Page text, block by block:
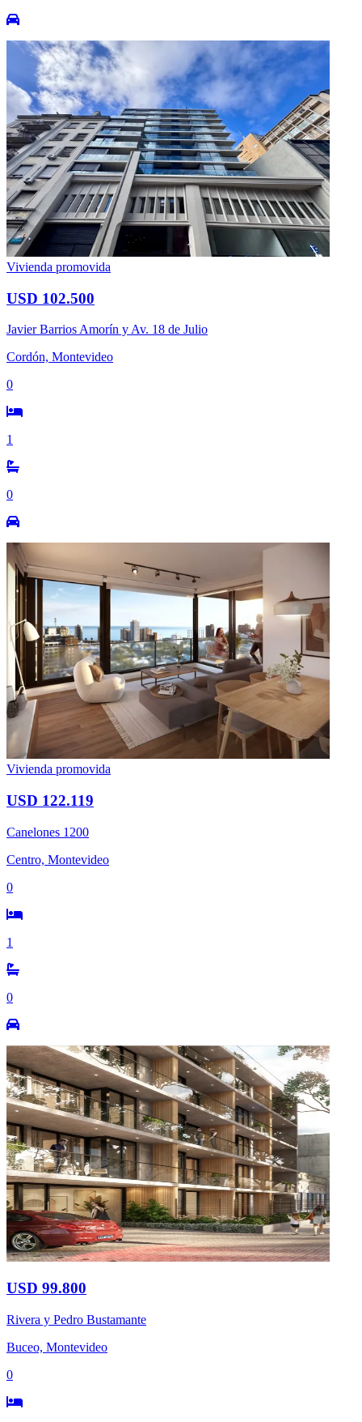
Vivienda promovida
USD 102.500
Javier Barrios Amorín y Av. 18 de Julio
Cordón, Montevideo
0
1
0
Vivienda promovida
USD 122.119
Canelones 1200
Centro, Montevideo
0
1
0
USD 99.800
Rivera y Pedro Bustamante
Buceo, Montevideo
0